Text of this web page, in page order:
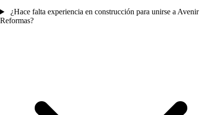
¿Hace falta experiencia en construcción para unirse a Avenir
Reformas?